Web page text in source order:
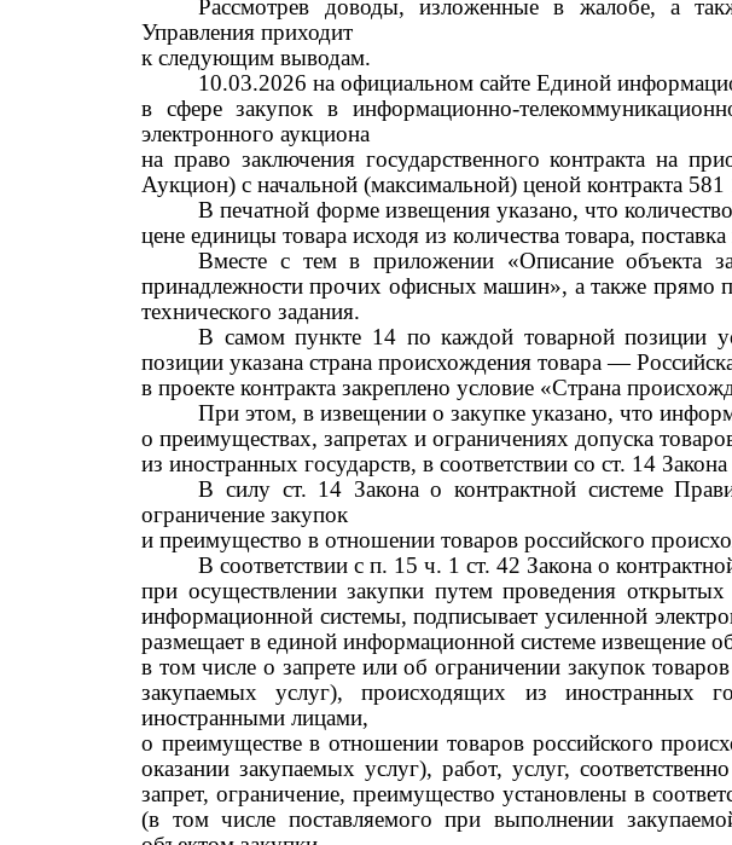
Рассмотрев доводы, изложенные в жалобе, а
Управления приходит
к следующим выводам.
10.03.2026на официальном сайте Единой
в сфере закупок в информационно-
электронного аукциона
на право заключения государственного контракта на
Аукцион) с начальной (максимальной) ценой контракта 581
В печатной форме извещения указано, что
цене единицы товара исходя из количества товара,
Вместе с тем в приложении «Описание объекта
принадлежности прочих офисных машин», а также прямо
технического задания.
В самом пункте 14 по каждой товарной позиции
позиции указана страна происхождения товара —
в проекте контракта закреплено условие «Страна
При этом, в извещении о закупке указано, что
о преимуществах, запретах и ограничениях допуска
из иностранных государств, в соответствии со ст. 14
В силу ст. 14 Закона о контрактной системе
ограничение закупок
и преимущество в отношении товаров российского
В соответствии с п. 15 ч. 1 ст. 42 Закона о
при осуществлении закупки путем проведения
информационной системы, подписывает усиленной
размещает в единой информационной системе извещение
в том числео запрете или об ограничении закупок
закупаемых услуг), происходящих из иностранных
иностранными лицами,
о преимуществе в отношении товаров российского
оказании закупаемых услуг), работ, услуг,
запрет, ограничение, преимущество установлены в
(в том числе поставляемого при выполнении